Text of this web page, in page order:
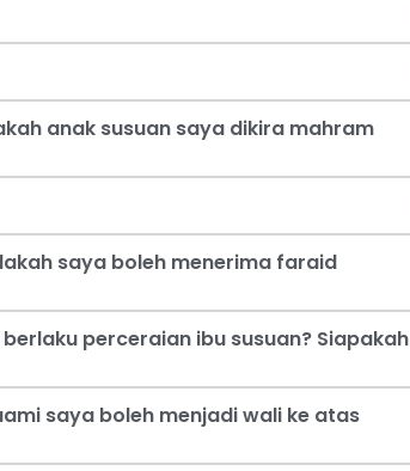
anak susuan saya dikira mahram
saya boleh menerima faraid
perceraian ibu susuan? Siapakah
saya boleh menjadi wali ke atas